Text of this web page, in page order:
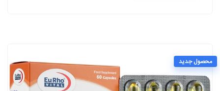
محصول جدید